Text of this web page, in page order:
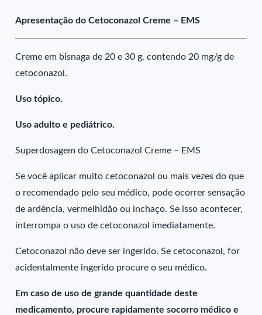
Apresentação do Cetoconazol Creme – EMS
Creme em bisnaga de 20 e 30 g, contendo 20 mg/g de
cetoconazol.
Uso tópico.
Uso adulto e pediátrico.
Superdosagem do Cetoconazol Creme – EMS
Se você aplicar muito cetoconazol ou mais vezes do que
o recomendado pelo seu médico, pode ocorrer sensação
de ardência, vermelhidão ou inchaço. Se isso acontecer,
interrompa o uso de cetoconazol imediatamente.
Cetoconazol não deve ser ingerido. Se cetoconazol, for
acidentalmente ingerido procure o seu médico.
Em caso de uso de grande quantidade deste
medicamento, procure rapidamente socorro médico e